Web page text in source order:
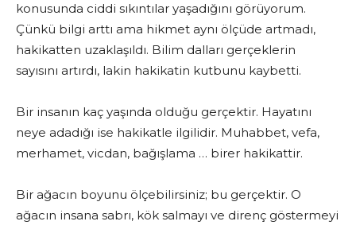
konusunda ciddi sıkıntılar yaşadığını görüyorum.
Çünkü bilgi arttı ama hikmet aynı ölçüde artmadı,
hakikatten uzaklaşıldı. Bilim dalları gerçeklerin
sayısını artırdı, lakin hakikatin kutbunu kaybetti.
Bir insanın kaç yaşında olduğu gerçektir. Hayatını
neye adadığı ise hakikatle ilgilidir. Muhabbet, vefa,
merhamet, vicdan, bağışlama … birer hakikattir.
Bir ağacın boyunu ölçebilirsiniz; bu gerçektir. O
ağacın insana sabrı, kök salmayı ve direnç göstermeyi